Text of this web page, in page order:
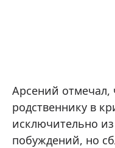
Арсений отмечал,
родственнику в
исключительно
побуждений, но